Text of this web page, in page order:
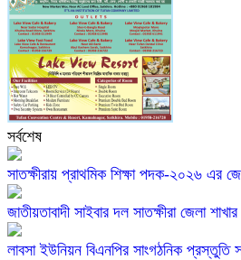
সর্বশেষ
সাতক্ষীরায় প্রাথমিক শিক্ষা পদক-২০২৬ এর
জাতীয়তাবাদী সাইবার দল সাতক্ষীরা জেলা শাখার
লাবসা ইউনিয়ন বিএনপির সাংগঠনিক প্রস্তুতি